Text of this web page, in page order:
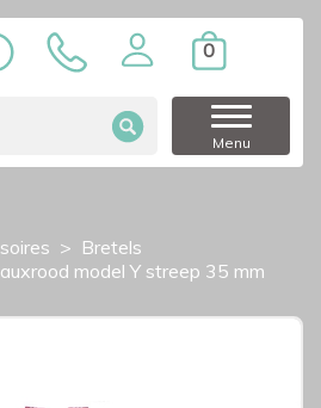
0
Menu
Bretels
model Y streep 35 mm